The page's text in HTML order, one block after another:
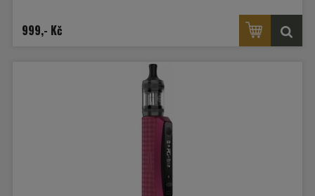
elegantních barvách. Více informací najdete v detailním popisu.
999,- Kč